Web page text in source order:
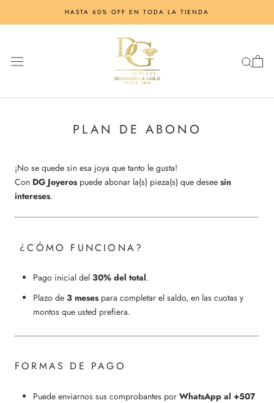
HASTA 60% OFF EN TODA LA TIENDA
PLAN DE ABONO
¡No se quede sin esa joya que tanto le gusta!
Con DG Joyeros puede abonar la(s) pieza(s) que desee sin
intereses.
¿CÓMO FUNCIONA?
Pago inicial del 30% del total.
Plazo de 3 meses para completar el saldo, en las cuotas y
montos que usted prefiera.
FORMAS DE PAGO
Puede enviarnos sus comprobantes por WhatsApp al +507